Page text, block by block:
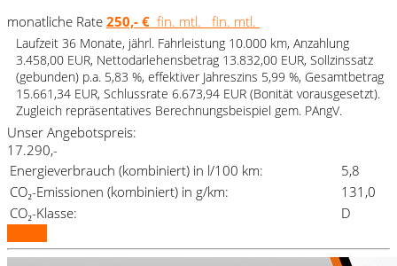
monatliche Rate 250,- € fin. mtl. fin. mtl.
Laufzeit 36 Monate, jährl. Fahrleistung 10.000 km, Anzahlung
3.458,00 EUR, Nettodarlehensbetrag 13.832,00 EUR, Sollzinssatz
(gebunden) p.a. 5,83 %, effektiver Jahreszins 5,99 %, Gesamtbetrag
15.661,34 EUR, Schlussrate 6.673,94 EUR (Bonität vorausgesetzt).
Zugleich repräsentatives Berechnungsbeispiel gem. PAngV.
Unser Angebotspreis:
17.290,-
Energieverbrauch (kombiniert) in l/100 km:
5,8
CO₂-Emissionen (kombiniert) in g/km:
131,0
CO₂-Klasse:
D